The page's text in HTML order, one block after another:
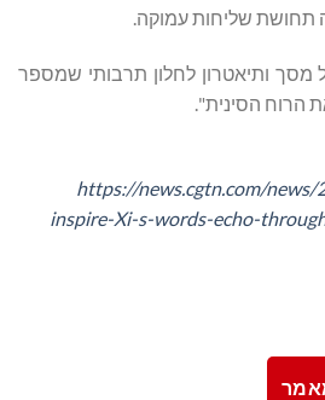
תחושת שליחות עמוקה.
מסך ותיאטרון לחלון תרבותי שמספר
הרוח הסינית".
https://news.cgtn.com/
inspire-Xi-s-words-echo-